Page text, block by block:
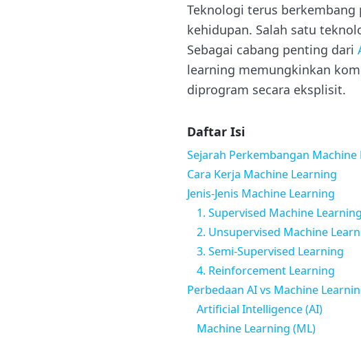
Teknologi terus
kehidupan. Salah satu
Sebagai cabang penting dari
learning memungkinkan
diprogram secara eksplisit.
Daftar Isi
Sejarah Perkembangan Machine
Cara Kerja Machine Learning
Jenis-Jenis Machine Learning
1. Supervised Machine Learning
2. Unsupervised Machine
3. Semi-Supervised Learning
4. Reinforcement Learning
Perbedaan AI vs Machine
Artificial Intelligence (AI)
Machine Learning (ML)